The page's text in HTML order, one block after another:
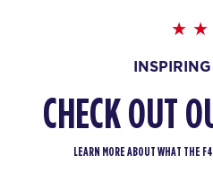
CHECK OUT
LEARN MORE ABOUT WHAT THE